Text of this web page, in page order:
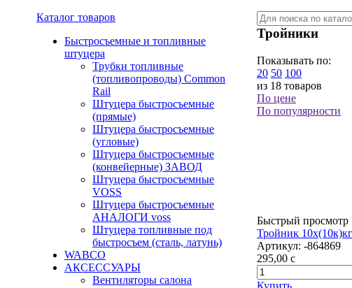
Каталог товаров
Быстросъемные и топливные
штуцера
Трубки топливные
(топливопроводы) Common
Rail
Штуцера быстросъемные
(прямые)
Штуцера быстросъемные
(угловые)
Штуцера быстросъемные
(конвейерные) ЗАВОД
Штуцера быстросъемные
VOSS
Штуцера быстросъемные
АНАЛОГИ voss
Штуцера топливные под
быстросъем (сталь, латунь)
WABCO
АКСЕССУАРЫ
Вентиляторы салона
Тройники
Показывать по:
20 50 100
из 18 товаров
По цене
По популярности
Быстрый просмотр
Тройник
Артикул: -864869
295,00 c
Купить